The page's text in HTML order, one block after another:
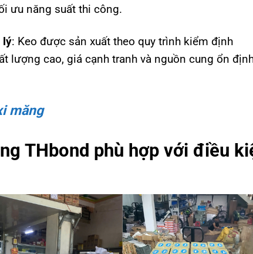
ưu năng suất thi công.
lý: Keo được sản xuất theo quy trình kiểm định
lượng cao, giá cạnh tranh và nguồn cung ổn
măng
THbond phù hợp với điều